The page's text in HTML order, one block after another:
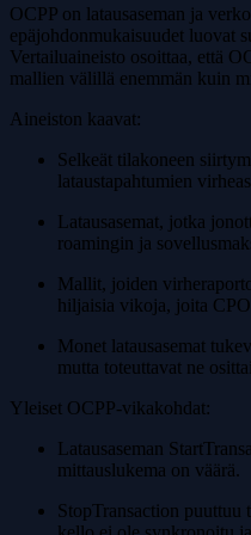
OCPP on latausaseman ja
epäjohdonmukaisuudet luovat
Vertailuaineisto osoittaa, että
mallien välillä enemmän kuin
Aineiston kaavat:
Selkeät tilakoneen
lataustapahtumien
Latausasemat, jotka
roamingin ja
Mallit, joiden
hiljaisia vikoja, joita
Monet latausasemat
mutta toteuttavat ne
Yleiset OCPP-vikakohdat:
Latausaseman
mittauslukema on väärä.
StopTransaction puuttuu